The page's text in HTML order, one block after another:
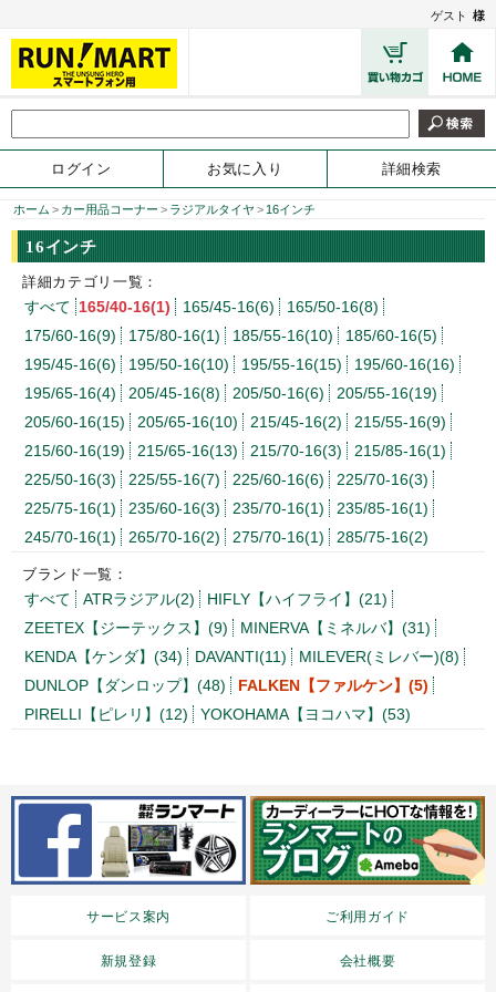
ゲスト 様
ログイン お気に入り 詳細検索
ホーム > カー用品コーナー > ラジアルタイヤ > 16インチ
16インチ
詳細カテゴリ一覧：
すべて 165/40-16(1) 165/45-16(6)
165/50-16(8)
175/60-16(9)
175/80-16(1) 185/55-16(10)
185/60-16(5)
195/45-16(6)
195/50-16(10) 195/55-16(15)
195/60-16(16)
195/65-16(4)
205/45-16(8) 205/50-16(6)
205/55-16(19)
205/60-16(15)
205/65-16(10) 215/45-16(2)
215/55-16(9)
215/60-16(19)
215/65-16(13) 215/70-16(3)
215/85-16(1)
225/50-16(3)
225/55-16(7) 225/60-16(6)
225/70-16(3)
225/75-16(1)
235/60-16(3) 235/70-16(1)
235/85-16(1)
245/70-16(1)
265/70-16(2) 275/70-16(1) 285/75-16(2)
ブランド一覧：
すべて ATRラジアル(2)
HIFLY【ハイフライ】(21)
ZEETEX【ジーテックス】(9)
MINERVA【ミネルバ】(31)
KENDA【ケンダ】(34)
DAVANTI(11)
MILEVER(ミレバー)(8)
DUNLOP【ダンロップ】(48)
FALKEN【ファルケン】(5)
PIRELLI【ピレリ】(12)
YOKOHAMA【ヨコハマ】(53)
サービス案内 ご利用ガイド
新規登録 会社概要